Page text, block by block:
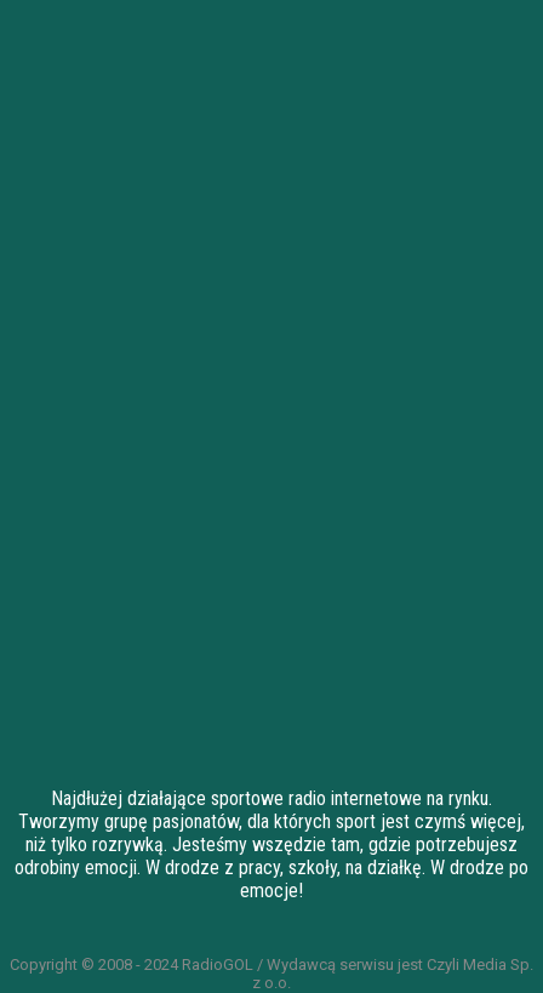
Najdłużej działające sportowe radio internetowe na rynku.
Tworzymy grupę pasjonatów, dla których sport jest czymś więcej,
niż tylko rozrywką. Jesteśmy wszędzie tam, gdzie potrzebujesz
odrobiny emocji. W drodze z pracy, szkoły, na działkę. W drodze po
emocje!
Copyright © 2008 - 2024 RadioGOL / Wydawcą serwisu jest Czyli Media Sp.
z o.o.